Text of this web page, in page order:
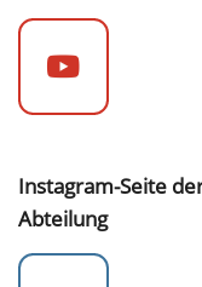
Instagram-Seite
Abteilung